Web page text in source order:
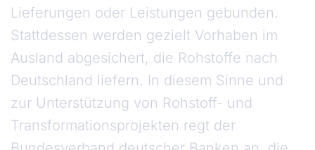
Lieferungen oder Leistungen gebunden.
Stattdessen werden gezielt Vorhaben im
Ausland abgesichert, die Rohstoffe nach
Deutschland liefern. In diesem Sinne und
zur Unterstützung von Rohstoff- und
Transformationsprojekten regt der